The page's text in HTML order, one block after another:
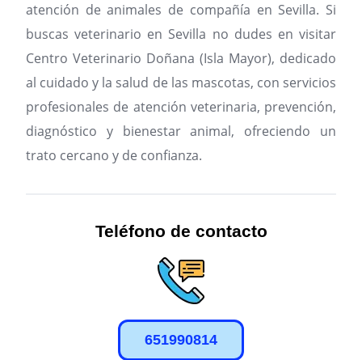
atención de animales de compañía en Sevilla. Si
buscas veterinario en Sevilla no dudes en visitar
Centro Veterinario Doñana (Isla Mayor), dedicado
al cuidado y la salud de las mascotas, con servicios
profesionales de atención veterinaria, prevención,
diagnóstico y bienestar animal, ofreciendo un
trato cercano y de confianza.
Teléfono de contacto
651990814